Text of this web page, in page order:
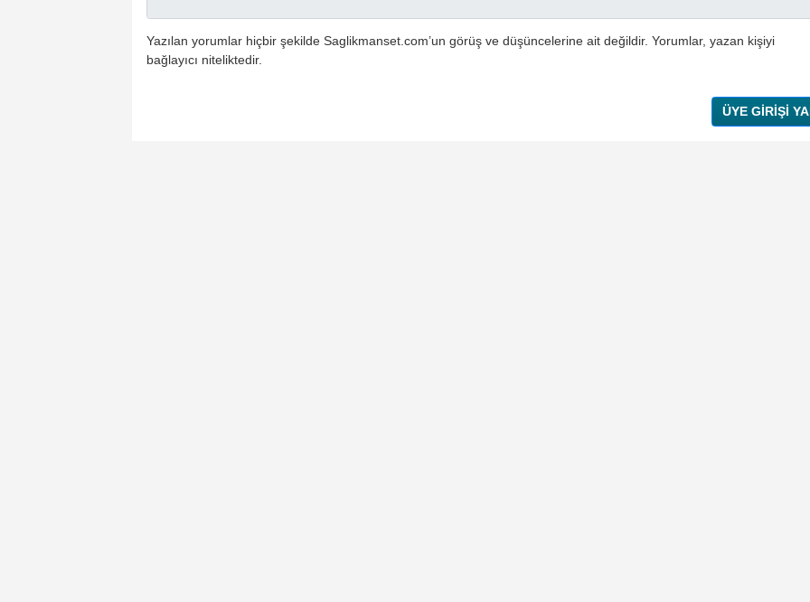
Yazılan yorumlar hiçbir şekilde Saglikmanset.com’un görüş ve düşüncelerine ait değildir. Yorumlar, yazan kişiyi
bağlayıcı niteliktedir.
ÜYE GİRİŞİ